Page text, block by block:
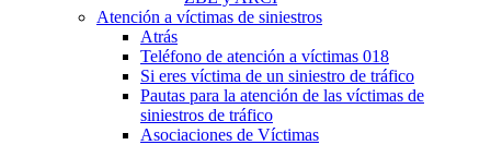
Atención a víctimas de siniestros
Atrás
Teléfono de atención a víctimas 018
Si eres víctima de un siniestro de tráfico
Pautas para la atención de las víctimas de
siniestros de tráfico
Asociaciones de Víctimas